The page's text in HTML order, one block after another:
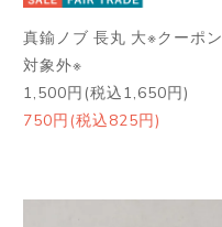
真鍮ノブ 長丸 大※クーポン
対象外※
1,500円(税込1,650円)
750円(税込825円)